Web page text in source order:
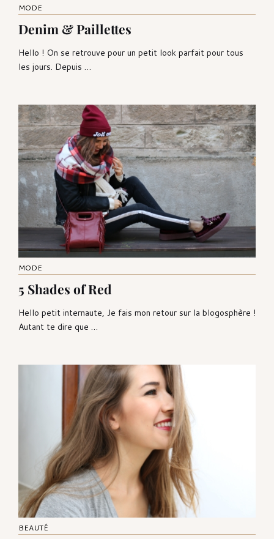
MODE
Denim & Paillettes
Hello ! On se retrouve pour un petit look parfait pour tous
les jours. Depuis …
MODE
5 Shades of Red
Hello petit internaute, Je fais mon retour sur la blogosphère !
Autant te dire que …
BEAUTÉ